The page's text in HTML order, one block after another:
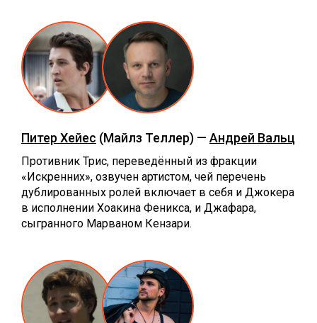
Питер Хейес (Майлз Теллер) — Андрей Вальц
Противник Трис, переведённый из фракции
«Искренних», озвучен артистом, чей перечень
дублированных ролей включает в себя и Джокера
в исполнении Хоакина Феникса, и Джафара,
сыгранного Марваном Кензари.